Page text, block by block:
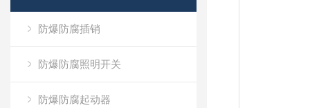
防爆防腐插销
防爆防腐照明开关
防爆防腐起动器